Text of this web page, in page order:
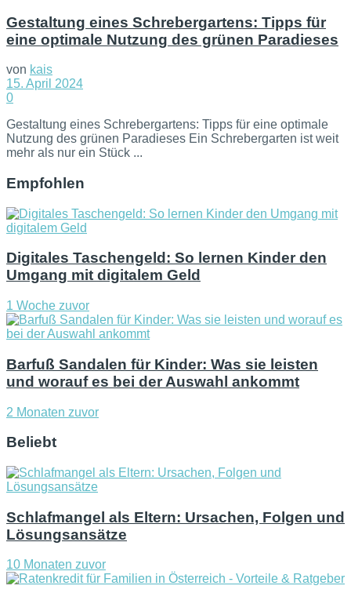
Gestaltung eines Schrebergartens: Tipps für
eine optimale Nutzung des grünen Paradieses
von kais
15. April 2024
0
Gestaltung eines Schrebergartens: Tipps für eine optimale
Nutzung des grünen Paradieses Ein Schrebergarten ist weit
mehr als nur ein Stück ...
Empfohlen
Digitales Taschengeld: So lernen Kinder den
Umgang mit digitalem Geld
1 Woche zuvor
Barfuß Sandalen für Kinder: Was sie leisten
und worauf es bei der Auswahl ankommt
2 Monaten zuvor
Beliebt
Schlafmangel als Eltern: Ursachen, Folgen und
Lösungsansätze
10 Monaten zuvor